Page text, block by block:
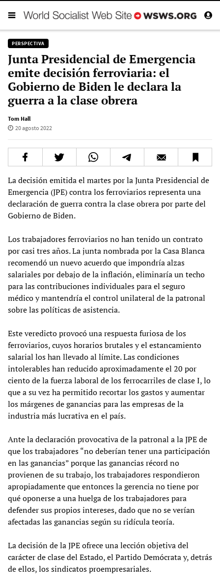
PERSPECTIVA
Junta Presidencial de Emergencia
emite decisión ferroviaria: el
Gobierno de Biden le declara la
guerra a la clase obrera
Tom Hall
20 agosto 2022
La decisión emitida el martes por la Junta Presidencial de
Emergencia (JPE) contra los ferroviarios representa una
declaración de guerra contra la clase obrera por parte del
Gobierno de Biden.
Los trabajadores ferroviarios no han tenido un contrato
por casi tres años. La junta nombrada por la Casa Blanca
recomendó un nuevo acuerdo que impondría alzas
salariales por debajo de la inflación, eliminaría un techo
para las contribuciones individuales para el seguro
médico y mantendría el control unilateral de la patronal
sobre las políticas de asistencia.
Este veredicto provocó una respuesta furiosa de los
ferroviarios, cuyos horarios brutales y el estancamiento
salarial los han llevado al límite. Las condiciones
intolerables han reducido aproximadamente el 20 por
ciento de la fuerza laboral de los ferrocarriles de clase I, lo
que a su vez ha permitido recortar los gastos y aumentar
los márgenes de ganancias para las empresas de la
industria más lucrativa en el país.
Ante la declaración provocativa de la patronal a la JPE de
que los trabajadores “no deberían tener una participación
en las ganancias” porque las ganancias récord no
provienen de su trabajo, los trabajadores respondieron
apropiadamente que entonces la gerencia no tiene por
qué oponerse a una huelga de los trabajadores para
defender sus propios intereses, dado que no se verían
afectadas las ganancias según su ridícula teoría.
La decisión de la JPE ofrece una lección objetiva del
carácter de clase del Estado, el Partido Demócrata y, detrás
de ellos, los sindicatos proempresariales.